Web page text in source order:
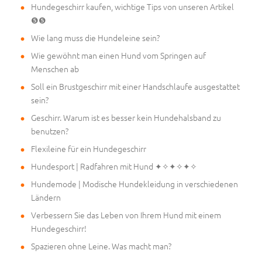
Hundegeschirr kaufen, wichtige Tips von unseren Artikel
❺❺
Wie lang muss die Hundeleine sein?
Wie gewöhnt man einen Hund vom Springen auf
Menschen ab
Soll ein Brustgeschirr mit einer Handschlaufe ausgestattet
sein?
Geschirr. Warum ist es besser kein Hundehalsband zu
benutzen?
Flexileine für ein Hundegeschirr
Hundesport | Radfahren mit Hund ✦✧✦✧✦✧
Hundemode | Modische Hundekleidung in verschiedenen
Ländern
Verbessern Sie das Leben von Ihrem Hund mit einem
Hundegeschirr!
Spazieren ohne Leine. Was macht man?